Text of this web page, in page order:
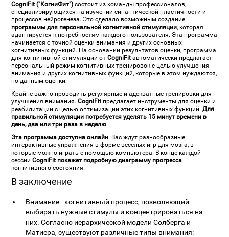
CogniFit ("КогниФит") состоит из команды профессионалов,
специализирующихся на изучении синаптической пластичности и
процессов нейрогенеза. Это сделало возможным создание
программы для персональной когнитивной стимуляции, которая
адаптируется к потребностям каждого пользователя. Эта программа
начинается с точной оценки внимания и других основных
когнитивных функций. На основании результатов оценки, программа
для когнитивной стимуляции отCogniFit автоматически предлагает
персональный режим когнитивных тренировок с целью улучшения
внимания и других когнитивных функций, которые в этом нуждаются,
по данным оценки.
Крайне важно проводить регулярные и адекватные тренировки для
улучшения внимания.CogniFit предлагает инструменты для оценки и
реабилитации с целью оптимизации этих когнитивных функций.Для
правильной стимуляции потребуется уделять 15 минут времени в
день, два или три раза в неделю.
Эта программа доступна онлайн. Вас ждут разнообразные
интерактивные упражнения в форме веселых игр для мозга, в
которые можно играть с помощью компьютера. В конце каждой
сессииCogniFit покажет подробную диаграмму прогресса
когнитивного состояния.
В заключение
Внимание - когнитивный процесс, позволяющий
выбирать нужные стимулы и концентрироваться на
них. Согласно иерархической модели Солберга и
Матиера, существуют различные типы внимания: